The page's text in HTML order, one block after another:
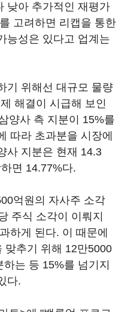
낮아 추가적인 재평가
고려하면 리캡을 통한
능성은 있다고 업계는
기 위해선 대규모 물량
해결이 시급해 보인
양사 측 지분이 15%를
따라 초과분을 시장에
사 지분은 현재 14.3
면 14.77%다.
억원의 자사주 소각
주식 소각이 이뤄지
하게 된다. 이 때문에
맞추기 위해 12만5000
는 등 15%를 넘기지
다.